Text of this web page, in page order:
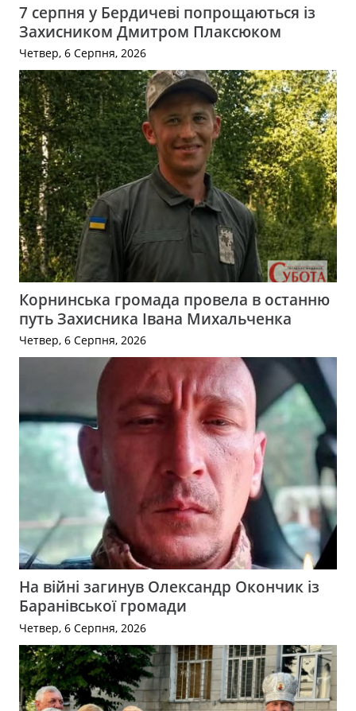
7 серпня у Бердичеві попрощаються із
Захисником Дмитром Плаксюком
Четвер, 6 Серпня, 2026
Корнинська громада провела в останню
путь Захисника Івана Михальченка
Четвер, 6 Серпня, 2026
На війні загинув Олександр Окончик із
Баранівської громади
Четвер, 6 Серпня, 2026